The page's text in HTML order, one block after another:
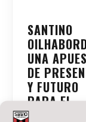
SANTINO
UNA
DE
Y FUTURO
PARA EL
WANAPIX